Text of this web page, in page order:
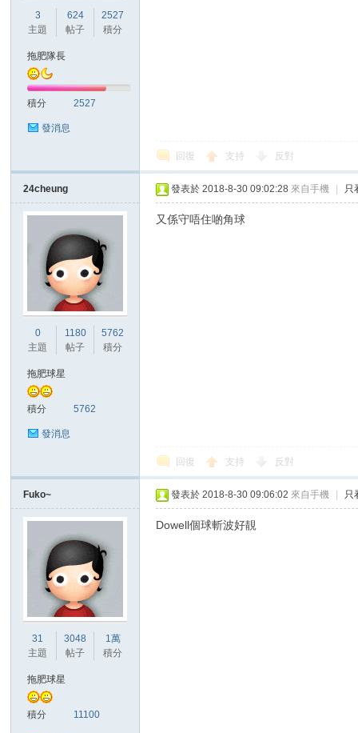
區
3
主題
624
帖子
2527
積分
拖肥隊長
積分 2527
發消息
回復 支持 反對
24cheung
0
主題
1180
帖子
5762
積分
拖肥球星
積分 5762
發消息
發表於 2018-8-30 09:02:28 來自手機 只
又係守唔住啲角球
回復 支持 反對
Fuko~
31
主題
3048
帖子
1萬
積分
拖肥球星
積分 11100
發表於 2018-8-30 09:06:02 來自手機 只
Dowell個球斬波好靚